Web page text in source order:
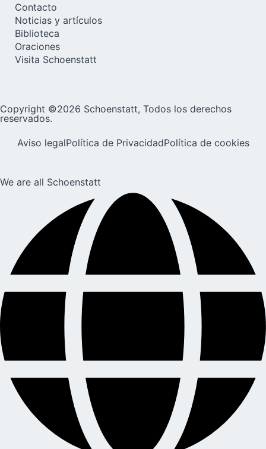
Contacto
Noticias y artículos
Biblioteca
Oraciones
Visita Schoenstatt
Copyright ©2026 Schoenstatt, Todos los derechos
reservados.
Aviso legalPolítica de PrivacidadPolítica de cookies
We are all Schoenstatt